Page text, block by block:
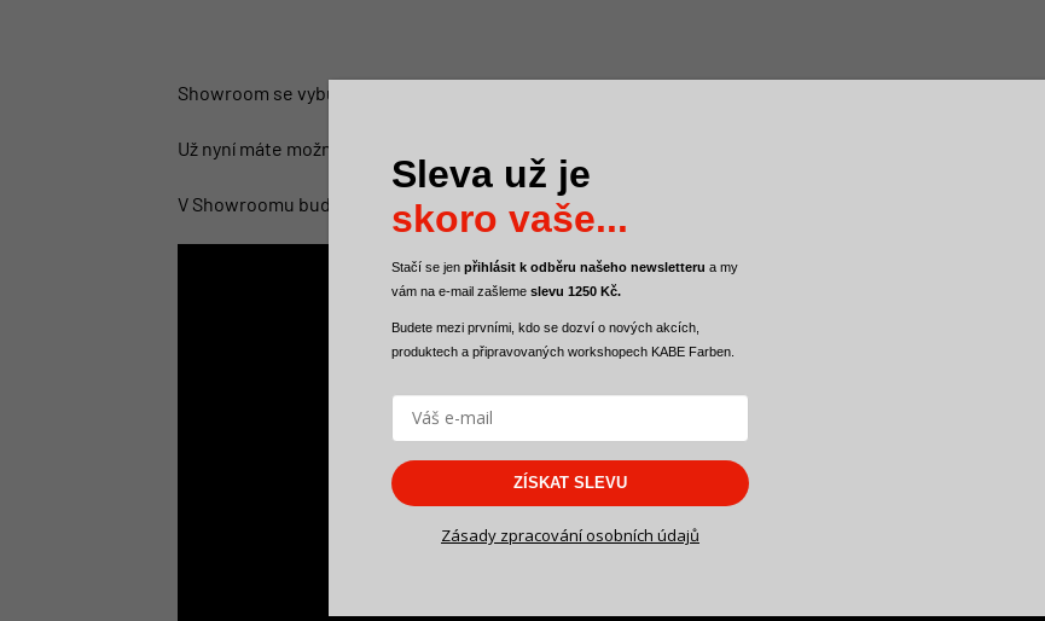
Showroom se vybudoval ve spolupráci s panem Kamilem Rynešem (REZIDENT Invest).
Už nyní máte možnost i v Praze se přijít osobně podívat na betonové stěrky.
V Showroomu budou zároveň i probíhat zaškolování = workshopy na aplikaci betonové stěrky svépomoci.
Sleva už je
skoro vaše...
Stačí se jen přihlásit k odběru našeho newsletteru a my
vám na e-mail zašleme slevu 1250 Kč.
Budete mezi prvními, kdo se dozví o nových akcích,
produktech a připravovaných workshopech KABE Farben.
ZÍSKAT SLEVU
Zásady zpracování osobních údajů